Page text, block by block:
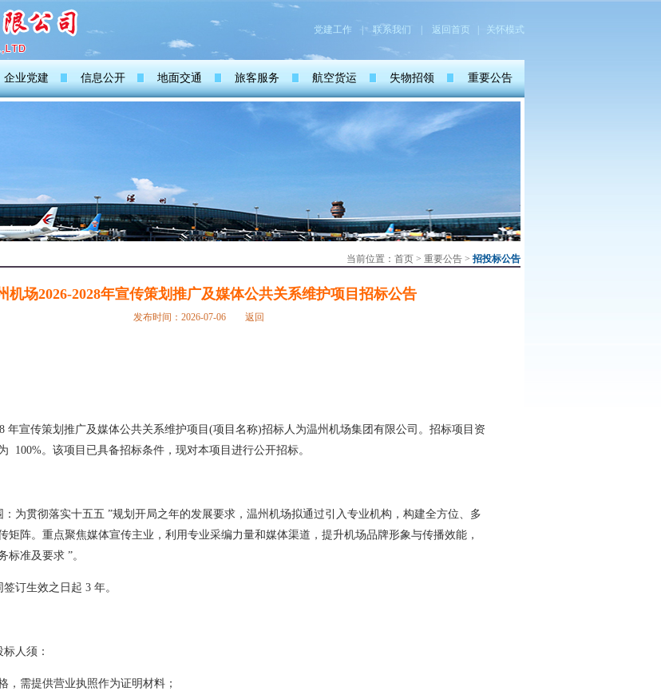
党建工作 | 联系我们 返回首页 | 关怀模式
企业党建 信息公开 地面交通 旅客服务 航空货运 失物招领 重要公告
当前位置： 首页 > 重要公告 > 招投标公告
机场2026-2028年宣传策划推广及媒体公共关系维护项目招标公告
发布时间：2026-07-06 返回
年宣传策划推广及媒体公共关系维护项目(项目名称)招标人为温州机场集团有限公司。招标项目资
100%。该项目已具备招标条件，现对本项目进行公开招标。
：为贯彻落实十五五 ”规划开局之年的发展要求，温州机场拟通过引入专业机构，构建全方位、多
矩阵。重点聚焦媒体宣传主业，利用专业采编力量和媒体渠道，提升机场品牌形象与传播效能，
标准及要求 ”。
订生效之日起 3 年。
人须：
需提供营业执照作为证明材料；